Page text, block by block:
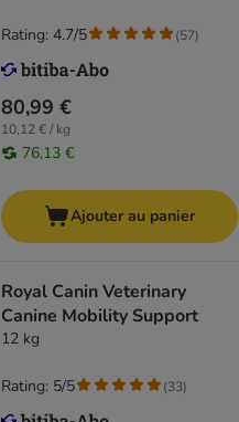
80,99 €
10,12 € / kg
76,13 €
Rating: 4.7/5 (57)
Ajouter au panier
Royal Canin Veterinary
Canine Mobility Support
12 kg
Rating: 5/5 (33)